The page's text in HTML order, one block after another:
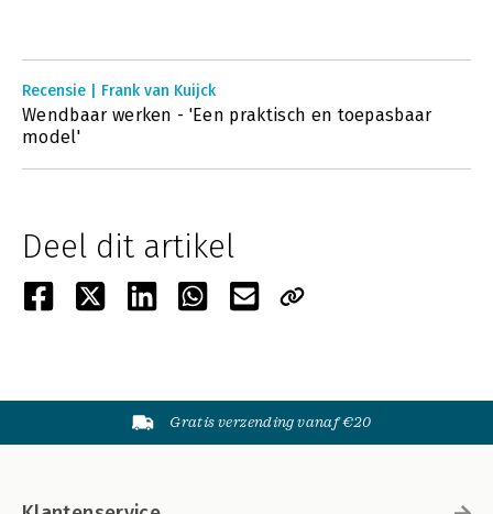
Recensie | Frank van Kuijck
Wendbaar werken - 'Een praktisch en toepasbaar
model'
Deel dit artikel
Gratis verzending vanaf €20